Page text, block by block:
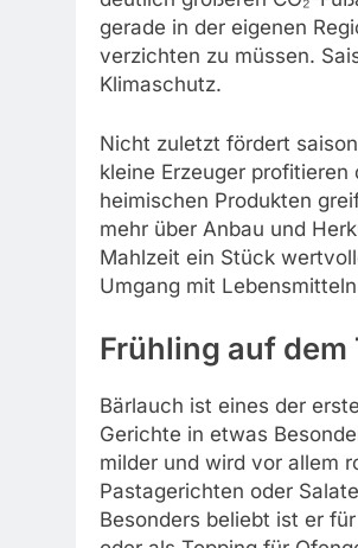
gerade in der eigenen
verzichten zu müssen.
Klimaschutz.
Nicht zuletzt fördert
kleine Erzeuger
heimischen Produkten
mehr über Anbau und
Mahlzeit ein Stück
Umgang mit
Frühling auf
Bärlauch ist eines der
Gerichte in etwas
milder und wird vor allem
Pastagerichten oder
Besonders beliebt ist er